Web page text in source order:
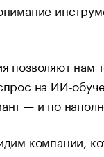
позволяют нам
на ИИ-
— и по
компании,